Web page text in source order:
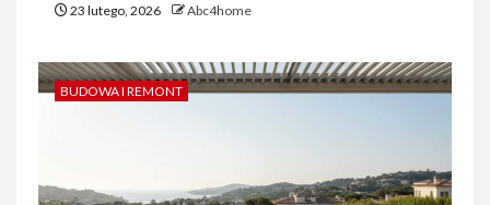
23 lutego, 2026 Abc4home
BUDOWA I REMONT